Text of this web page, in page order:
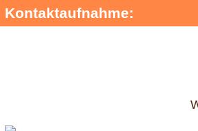
Kontaktaufnahme: